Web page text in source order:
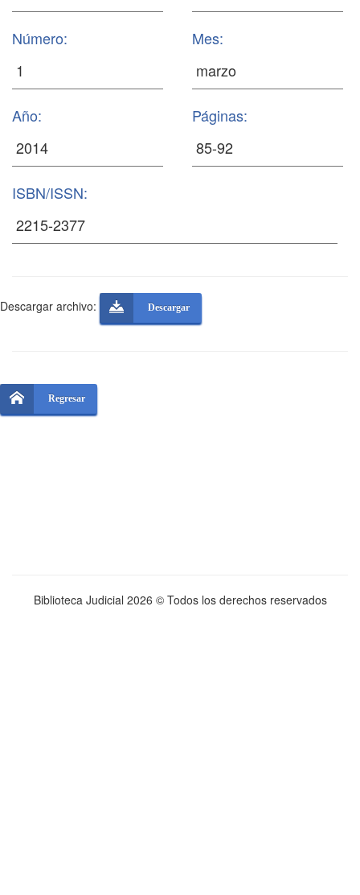
Número: Mes:
Año: Páginas:
ISBN/ISSN:
Descargar archivo: Descargar
Regresar
Biblioteca Judicial 2026 © Todos los derechos reservados